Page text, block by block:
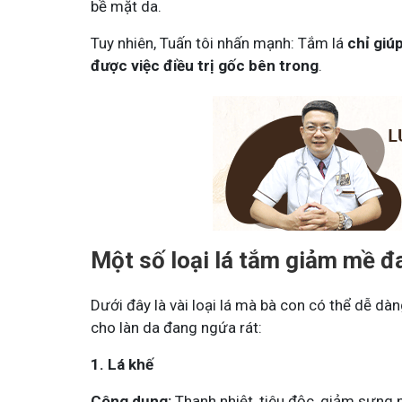
bề mặt da.
Tuy nhiên, Tuấn tôi nhấn mạnh: Tắm lá chỉ
được việc điều trị gốc bên trong.
Một số loại lá tắm giảm mề
Dưới đây là vài loại lá mà bà con có thể dễ
cho làn da đang ngứa rát:
1. Lá khế
Mề Đay Đỗ Minh - Đánh Bay Mẩn Ngứa
Mề đay, mẩn ngứa gây khó chịu và ảnh hưởng sinh hoạt.
Đây là nơi tôi chia sẻ cách giảm ngứa, làm dịu da và
Góc
tất